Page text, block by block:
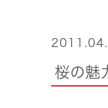
桜の魅